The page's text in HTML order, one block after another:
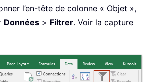
l’en-tête de colonne « Objet »,
Données > Filtrer. Voir la capture